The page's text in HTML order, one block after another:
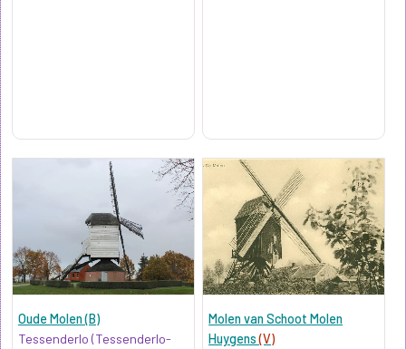
Oude Molen (B)
Tessenderlo (Tessenderlo-
Molen van Schoot Molen
Huygens(V)